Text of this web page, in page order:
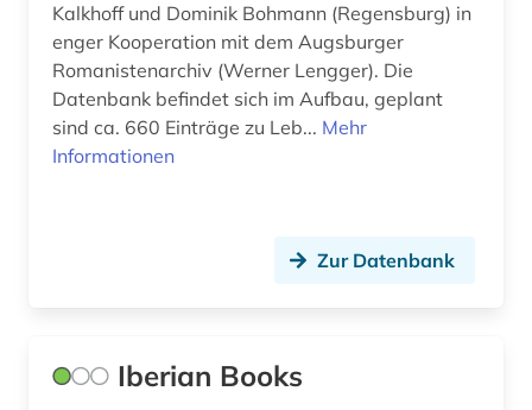
Kalkhoff und Dominik Bohmann (Regensburg) in
enger Kooperation mit dem Augsburger
Romanistenarchiv (Werner Lengger). Die
Datenbank befindet sich im Aufbau, geplant
sind ca. 660 Einträge zu Leb... Mehr
Informationen
Zur Datenbank
Iberian Books